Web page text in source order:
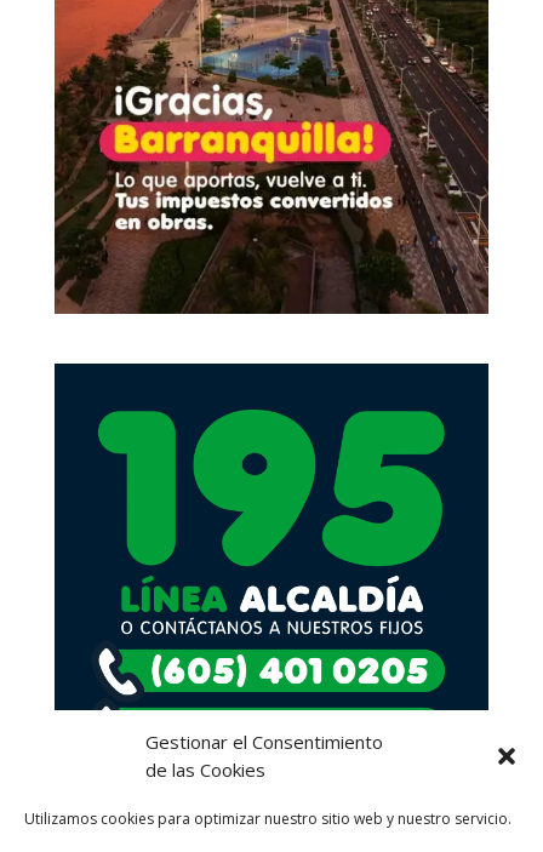
Gestionar el Consentimiento
de las Cookies
Utilizamos cookies para optimizar nuestro sitio web y nuestro servicio.